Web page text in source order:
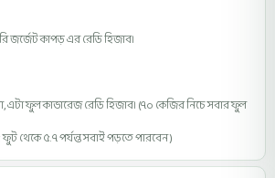
জর্জেট কাপড় এর রেডি হিজাব।
এটা ফুল কাভারেজ রেডি হিজাব। (৭০ কেজির নিচে সবার ফুল
ফুট থেকে ৫.৭ পর্যন্ত সবাই পড়তে পারবেন )